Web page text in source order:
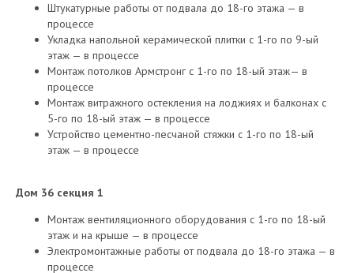
Штукатурные работы от подвала до 18-го этажа — в
процессе
Укладка напольной керамической плитки с 1-го по 9-ый
этаж — в процессе
Монтаж потолков Армстронг с 1-го по 18-ый этаж— в
процессе
Монтаж витражного остекления на лоджиях и балконах с
5-го по 18-ый этаж — в процессе
Устройство цементно-песчаной стяжки с 1-го по 18-ый
этаж — в процессе
Дом 36 секция 1
Монтаж вентиляционного оборудования с 1-го по 18-ый
этаж и на крыше — в процессе
Электромонтажные работы от подвала до 18-го этажа — в
процессе